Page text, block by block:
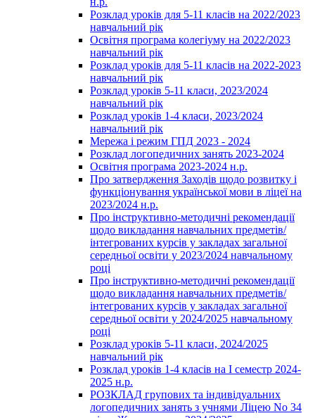
Розклад уроків для 5-11 класів на 2022/2023
навчальний рік
Освітня програма колегіуму на 2022/2023
навчальний рік
Розклад уроків для 5-11 класів на 2022-2023
навчальний рік
Розклад уроків 5-11 класи, 2023/2024
навчальний рік
Розклад уроків 1-4 класи, 2023/2024
навчальний рік
Мережа і режим ГПД 2023 - 2024
Розклад логопедичних занять 2023-2024
Освітня програма 2023-2024 н.р.
Про затвердження Заходів щодо розвитку і
функціонування української мови в ліцеї на
2023/2024 н.р.
Про інструктивно-методичні рекомендації
щодо викладання навчальних предметів/
інтегрованих курсів у закладах загальної
середньої освіти у 2023/2024 навчальному
році
Про інструктивно-методичні рекомендації
щодо викладання навчальних предметів/
інтегрованих курсів у закладах загальної
середньої освіти у 2024/2025 навчальному
році
Розклад уроків 5-11 класи, 2024/2025
навчальний рік
Розклад уроків 1-4 класів на І семестр 2024-
2025 н.р.
РОЗКЛАД групових та індивідуальних
логопедичних занять з учнями Ліцею No 34